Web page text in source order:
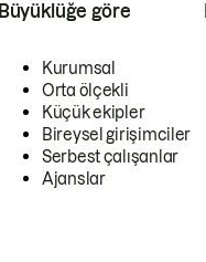
Büyüklüğe göre
Kurumsal
Orta ölçekli
Küçük ekipler
Bireysel girişimciler
Serbest çalışanlar
Ajanslar